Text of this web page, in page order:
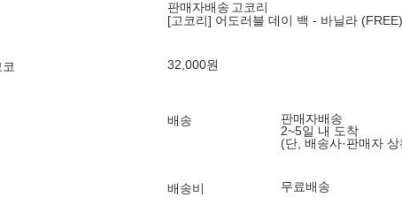
판매자배송 고코리
[고코리] 어도러블 데이 백 - 바닐라 (FREE)
32,000원
배송
판매자배송
2~5일 내 도착
(단, 배송사·판매자
배송비 무료배송